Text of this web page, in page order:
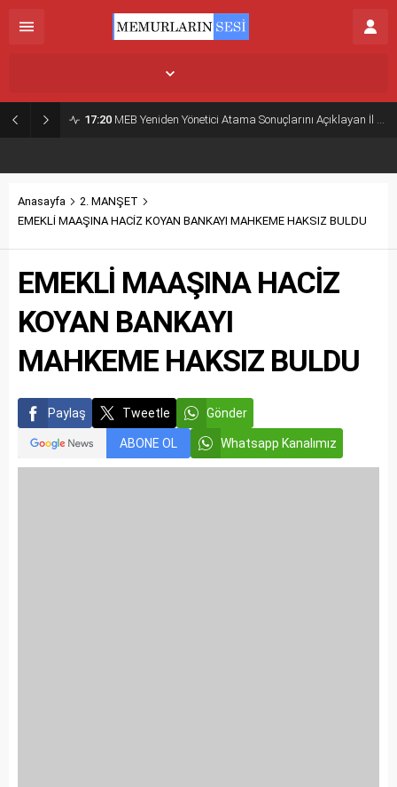
17:20 MEB Yeniden Yönetici Atama Sonuçlarını Açıklayan İl MEM’ler Listesi
Anasayfa
2. MANŞET
EMEKLİ MAAŞINA HACİZ KOYAN BANKAYI MAHKEME HAKSIZ BULDU
EMEKLİ MAAŞINA HACİZ
KOYAN BANKAYI
MAHKEME HAKSIZ BULDU
Paylaş Tweetle Gönder
ABONE OL Whatsapp Kanalımız